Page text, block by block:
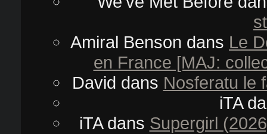
Amiral Benson dans Le
en France [MAJ:
David dans Nosferatu le
iTA
iTAdans Supergirl